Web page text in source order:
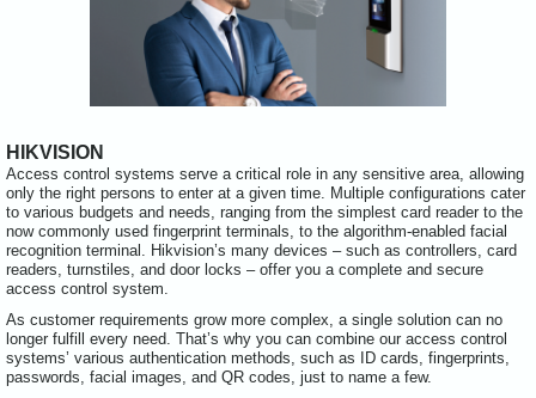
HIKVISION
Access control systems serve a critical role in any sensitive area, allowing
only the right persons to enter at a given time. Multiple configurations cater
to various budgets and needs, ranging from the simplest card reader to the
now commonly used fingerprint terminals, to the algorithm-enabled facial
recognition terminal. Hikvision’s many devices – such as controllers, card
readers, turnstiles, and door locks – offer you a complete and secure
access control system.
As customer requirements grow more complex, a single solution can no
longer fulfill every need. That’s why you can combine our access control
systems’ various authentication methods, such as ID cards, fingerprints,
passwords, facial images, and QR codes, just to name a few.